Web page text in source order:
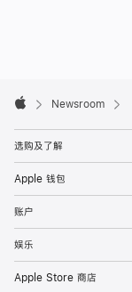
Footer

Newsroom
选购及了解
Apple 钱包
账户
娱乐
Apple Store 商店